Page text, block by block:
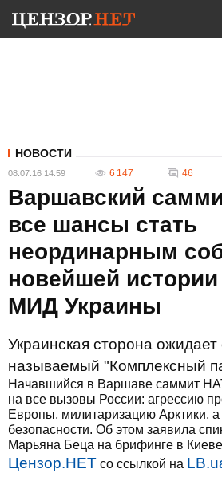
НОВОСТИ
08.07.16 14:59 6 147 46
Варшавский
все шансы стать
неординарным
новейшей
МИД Украины
Украинская сторона
называемый "Комплексный
Начавшийся в Варшаве саммит
на все вызовы России: агрессию
Европы, милитаризацию Арктики,
безопасности. Об этом заявила
Марьяна Беца на брифинге в
Цензор.НЕТ со ссылкой на